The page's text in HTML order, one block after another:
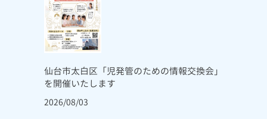
仙台市太白区「児発管のための情報交換会」
を開催いたします
2026/08/03